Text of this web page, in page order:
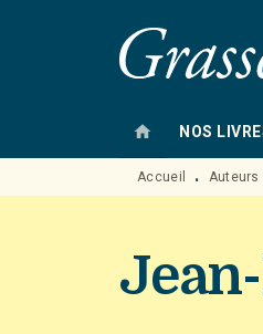
MENU
home NOS
Accueil • Auteurs